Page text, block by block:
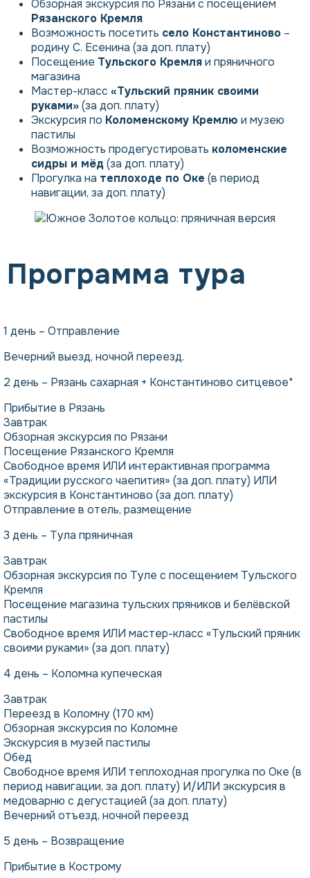
Обзорная экскурсия по Рязани с посещением
Рязанского Кремля
Возможность посетить село Константиново –
родину С. Есенина (за доп. плату)
Посещение Тульского Кремляи пряничного
магазина
Мастер-класс «Тульский пряник своими
руками»(за доп. плату)
Экскурсия по Коломенскому Кремлю и музею
пастилы
Возможность продегустировать коломенские
сидры и мёд(за доп. плату)
Прогулка на теплоходе по Оке (в период
навигации, за доп. плату)
Программа тура
1 день – Отправление
Вечерний выезд, ночной переезд.
2 день – Рязань сахарная + Константиново ситцевое*
Прибытие в Рязань
Завтрак
Обзорная экскурсия по Рязани
Посещение Рязанского Кремля
Свободное время ИЛИ интерактивная программа
«Традиции русского чаепития» (за доп. плату) ИЛИ
экскурсия в Константиново (за доп. плату)
Отправление в отель, размещение
3 день – Тула пряничная
Завтрак
Обзорная экскурсия по Туле с посещением Тульского
Кремля
Посещение магазина тульских пряников и белёвской
пастилы
Свободное время ИЛИ мастер-класс «Тульский пряник
своими руками» (за доп. плату)
4 день – Коломна купеческая
Завтрак
Переезд в Коломну (170 км)
Обзорная экскурсия по Коломне
Экскурсия в музей пастилы
Обед
Свободное время ИЛИ теплоходная прогулка по Оке (в
период навигации, за доп. плату) И/ИЛИ экскурсия в
медоварню с дегустацией (за доп. плату)
Вечерний отъезд, ночной переезд
5 день – Возвращение
Прибытие в Кострому